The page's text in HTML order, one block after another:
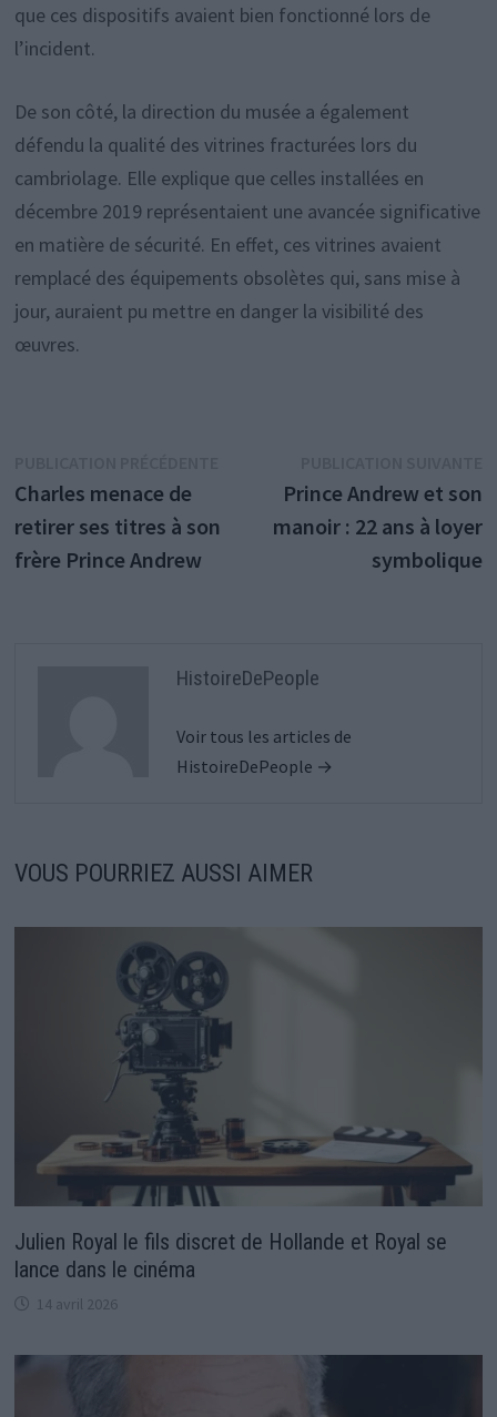
que ces dispositifs avaient bien fonctionné lors de
l’incident.
De son côté, la direction du musée a également
défendu la qualité des vitrines fracturées lors du
cambriolage. Elle explique que celles installées en
décembre 2019 représentaient une avancée significative
en matière de sécurité. En effet, ces vitrines avaient
remplacé des équipements obsolètes qui, sans mise à
jour, auraient pu mettre en danger la visibilité des
œuvres.
de
l’article
précédente :
Charles menace de
retirer ses titres à son
frère Prince Andrew
Prince Andrew et son
manoir : 22 ans à loyer
symbolique
HistoireDePeople
Voir tous les articles de
HistoireDePeople →
VOUS POURRIEZ AUSSI AIMER
Julien Royal le fils discret de Hollande et Royal se
lance dans le cinéma
14 avril 2026